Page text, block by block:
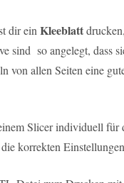
dir einKleeblatt
sind so angelegt, dass
von allen Seiten eine
Slicer individuell für
korrekten